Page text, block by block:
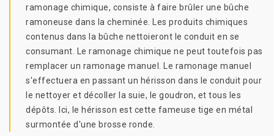
ramonage chimique, consiste à faire brûler une bûche
ramoneuse dans la cheminée. Les produits chimiques
contenus dans la bûche nettoieront le conduit en se
consumant. Le ramonage chimique ne peut toutefois pas
remplacer un ramonage manuel. Le ramonage manuel
s'effectuera en passant un hérisson dans le conduit pour
le nettoyer et décoller la suie, le goudron, et tous les
dépôts. Ici, le hérisson est cette fameuse tige en métal
surmontée d'une brosse ronde.